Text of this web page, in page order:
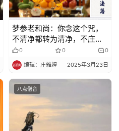
梦参老和尚：你念这个咒，
不清净都转为清净，不庄严
转为庄严
0 0 0
编辑：庄雅婷 2025年3月23日
八点僧音